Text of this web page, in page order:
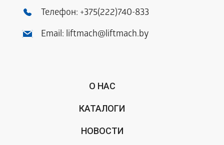
Телефон: +375(222)740-833
Email: liftmach@liftmach.by
О НАС
КАТАЛОГИ
НОВОСТИ